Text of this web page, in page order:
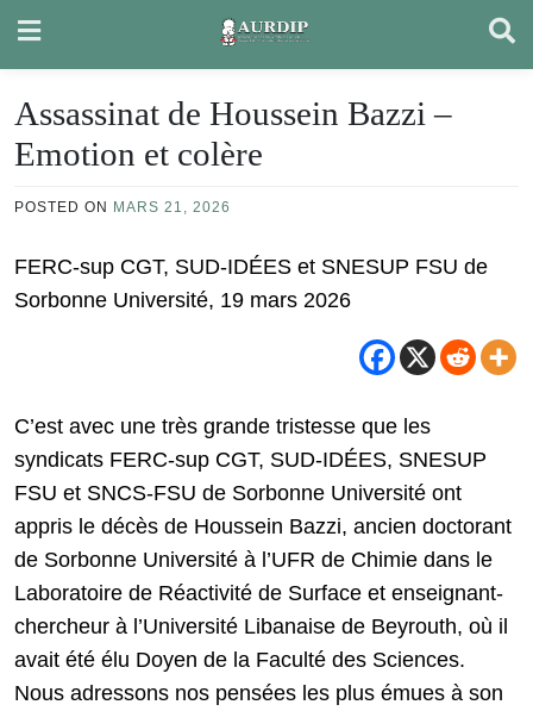
content
Assassinat de Houssein Bazzi –
Emotion et colère
POSTED ON MARS 21, 2026
FERC-sup CGT, SUD-IDÉES et SNESUP FSU de
Sorbonne Université, 19 mars 2026
C’est avec une très grande tristesse que les
syndicats FERC-sup CGT, SUD-IDÉES, SNESUP
FSU et SNCS-FSU de Sorbonne Université ont
appris le décès de Houssein Bazzi, ancien doctorant
de Sorbonne Université à l’UFR de Chimie dans le
Laboratoire de Réactivité de Surface et enseignant-
chercheur à l’Université Libanaise de Beyrouth, où il
avait été élu Doyen de la Faculté des Sciences.
Nous adressons nos pensées les plus émues à son